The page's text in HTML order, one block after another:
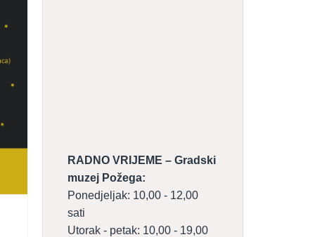
RADNO VRIJEME – Gradski
muzej Požega:
Ponedjeljak: 10,00 - 12,00
sati
Utorak - petak: 10,00 - 19,00